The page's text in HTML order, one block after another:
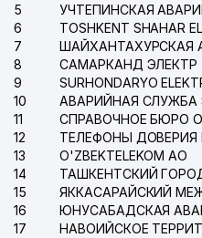
5
6
7
8
9
10
11
12
13
O'ZBEKTELEKOM АО
14
15
16
17